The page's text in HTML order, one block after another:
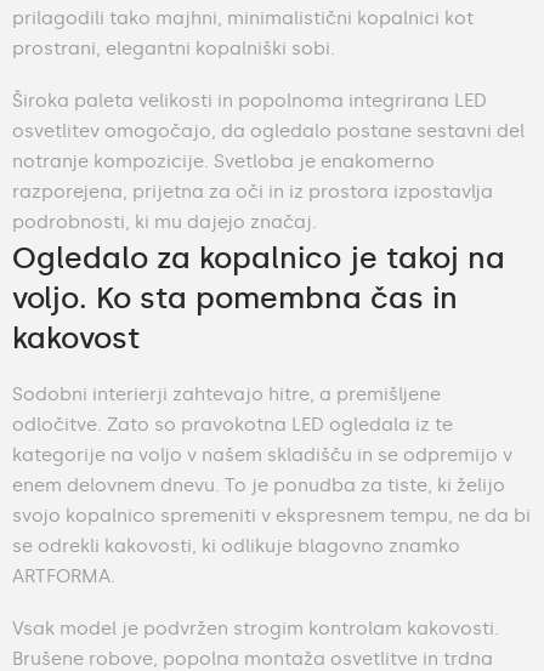
prilagodili tako majhni, minimalistični kopalnici kot
prostrani, elegantni kopalniški sobi.
Široka paleta velikosti in popolnoma integrirana LED
osvetlitev omogočajo, da ogledalo postane sestavni del
notranje kompozicije. Svetloba je enakomerno
razporejena, prijetna za oči in iz prostora izpostavlja
podrobnosti, ki mu dajejo značaj.
Ogledalo za kopalnico je takoj na
voljo. Ko sta pomembna čas in
kakovost
Sodobni interierji zahtevajo hitre, a premišljene
odločitve. Zato so pravokotna LED ogledala iz te
kategorije na voljo v našem skladišču in se odpremijo v
enem delovnem dnevu. To je ponudba za tiste, ki želijo
svojo kopalnico spremeniti v ekspresnem tempu, ne da bi
se odrekli kakovosti, ki odlikuje blagovno znamko
ARTFORMA.
Vsak model je podvržen strogim kontrolam kakovosti.
Brušene robove, popolna montaža osvetlitve in trdna